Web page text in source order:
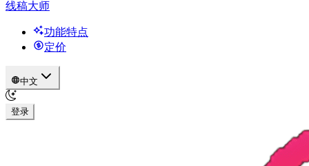
线稿大师
功能特点
定价
中文
登录